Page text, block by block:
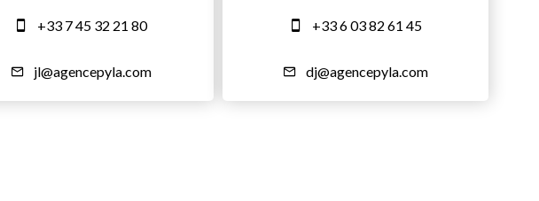
+33 7 45 32 21 80
jl@agencepyla.com
+33 6 03 82 61 45
dj@agencepyla.com